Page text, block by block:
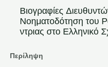
Βιογραφίες
Νοηματοδότηση του
ντριας στο Ελληνικό
Περίληψη